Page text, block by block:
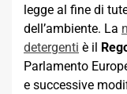
legge al fine di
dell’ambiente. La
detergenti è il
Parlamento
e successive